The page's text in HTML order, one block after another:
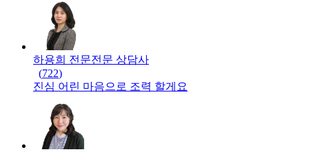
하용희 전문전문 상담사
(722)
진심 어린 마음으로 조력 할게요